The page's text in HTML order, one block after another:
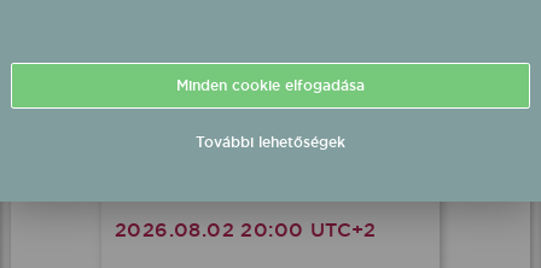
2026.08.02 20:00 UTC+2
Minden cookie elfogadása
További lehetőségek